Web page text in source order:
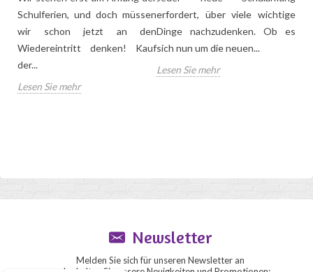
Schulferien, und doch müssen
wir schon jetzt an den
Wiedereintritt denken! Kauf
der...
Lesen Sie mehr
erfordert, über viele wichtige
Dinge nachzudenken. Ob es
sich nun um die neuen...
Lesen Sie mehr
Newsletter
Melden Sie sich für unseren Newsletter an